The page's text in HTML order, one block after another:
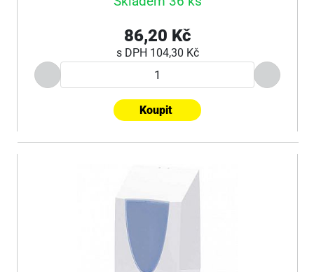
86,20 Kč
s DPH 104,30 Kč
Koupit